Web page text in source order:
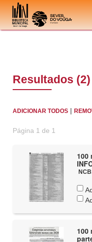
Ir para o conteúdo
Resultados (2)
ADICIONAR TODOS |
Página 1 de 1
100
100